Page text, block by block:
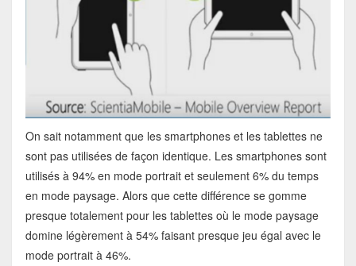
On sait notamment que les smartphones et les tablettes ne
sont pas utilisées de façon identique. Les smartphones sont
utilisés à 94% en mode portrait et seulement 6% du temps
en mode paysage. Alors que cette différence se gomme
presque totalement pour les tablettes où le mode paysage
domine légèrement à 54% faisant presque jeu égal avec le
mode portrait à 46%.